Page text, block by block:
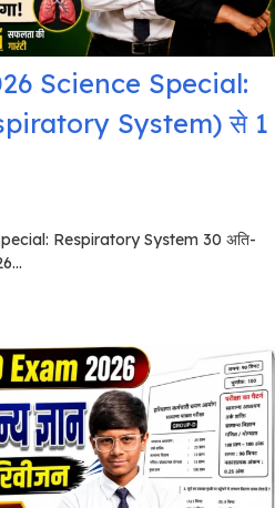
Science Special:
System) से 1
Respiratory System 30 अति-